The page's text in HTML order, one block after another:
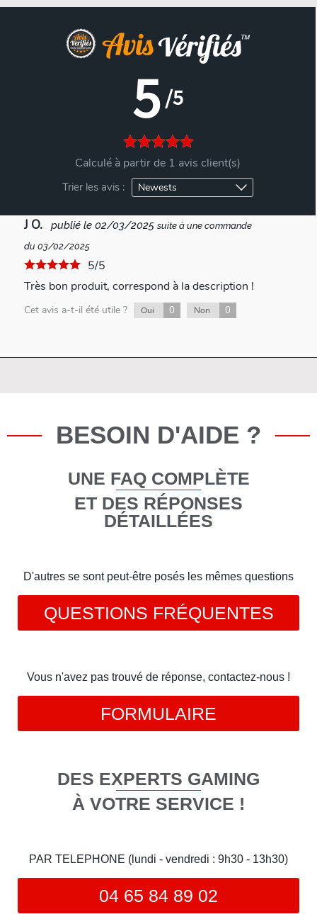
5 /5
Calculé à partir de 1 avis client(s)
Trier les avis :
J O. publié le 02/03/2025 suite à une commande
du 03/02/2025
5/5
Très bon produit, correspond à la description !
Cet avis a-t-il été utile ? Oui 0 Non 0
BESOIN D'AIDE ?
UNE FAQ COMPLÈTE
ET DES RÉPONSES
DÉTAILLÉES
D'autres se sont peut-être posés les mêmes questions
QUESTIONS FRÉQUENTES
Vous n'avez pas trouvé de réponse, contactez-nous !
FORMULAIRE
DES EXPERTS GAMING
À VOTRE SERVICE !
PAR TELEPHONE (lundi - vendredi : 9h30 - 13h30)
04 65 84 89 02